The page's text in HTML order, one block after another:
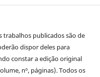
trabalhos publicados são de
dispor deles para
constar a edição original
nº, páginas). Todos os